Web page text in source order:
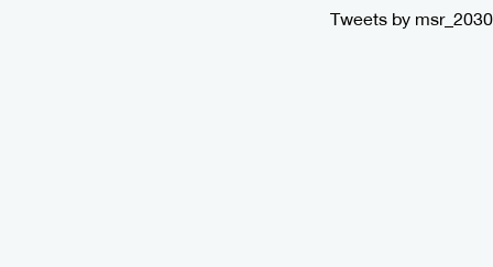
Tweets by msr_2030